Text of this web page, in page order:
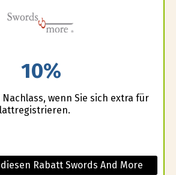
10%
Nachlass, wenn Sie sich extra für
Rabatt Swords And More